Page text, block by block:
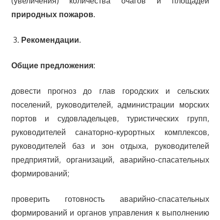
природных пожаров.
Рекомендации.
Общие предложения:
довести прогноз до глав городских и сельских
поселений, руководителей, администрации морских
портов и судовладельцев, туристических групп,
руководителей санаторно-курортных комплексов,
руководителей баз и зон отдыха, руководителей
предприятий, организаций, аварийно-спасательных
формирований;
проверить готовность аварийно-спасательных
формирований и органов управления к выполнению